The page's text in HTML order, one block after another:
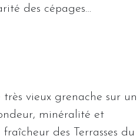
des cépages…
vieux grenache sur un
minéralité et
des Terrasses du